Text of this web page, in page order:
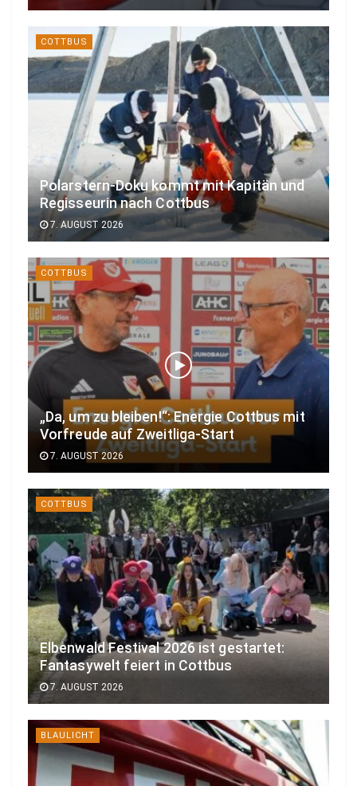
COTTBUS
Polarstern-Doku kommt mit Kapitän und
Regisseurin nach Cottbus
7. AUGUST 2026
COTTBUS
„Da, um zu bleiben!“: Energie Cottbus mit
Vorfreude auf Zweitliga-Start
7. AUGUST 2026
COTTBUS
Elbenwald Festival 2026 ist gestartet:
Fantasywelt feiert in Cottbus
7. AUGUST 2026
BLAULICHT